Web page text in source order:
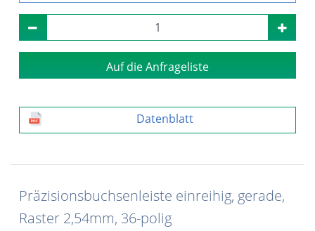
Auf die Anfrageliste
Datenblatt
Präzisionsbuchsenleiste einreihig, gerade,
Raster 2,54mm, 36-polig